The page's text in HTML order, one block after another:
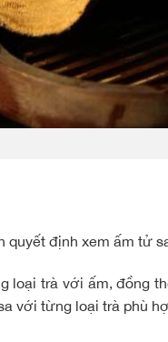
định xem ấm tử
loại trà với ấm, đồng
với từng loại trà phù